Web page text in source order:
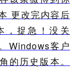
更改完内容后
，捉急！没关
Windows客户
的历史版本。